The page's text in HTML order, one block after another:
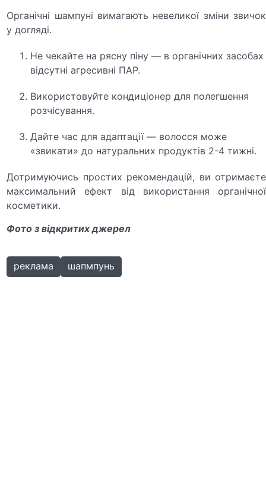
Органічні шампуні вимагають невеликої зміни звичок
у догляді.
Не чекайте на рясну піну — в органічних засобах
відсутні агресивні ПАР.
Використовуйте кондиціонер для полегшення
розчісування.
Дайте час для адаптації — волосся може
«звикати» до натуральних продуктів 2-4 тижні.
Дотримуючись простих рекомендацій, ви отримаєте
максимальний ефект від використання органічної
косметики.
Фото з відкритих джерел
реклама шапмпунь